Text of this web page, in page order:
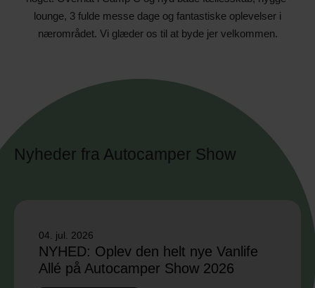
lounge, 3 fulde messe dage og fantastiske oplevelser i
nærområdet. Vi glæder os til at byde jer velkommen.
Nyheder fra Autocamper Show
04. jul. 2026
NYHED: Oplev den helt nye Vanlife
Allé på Autocamper Show 2026